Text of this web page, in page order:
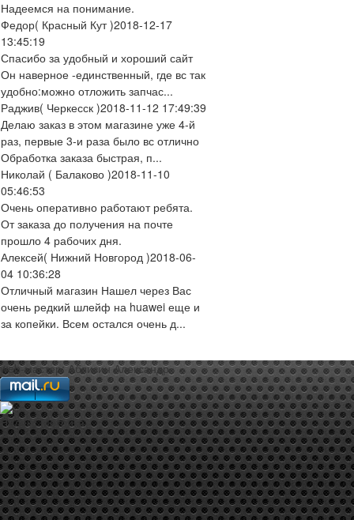
Надеемся на понимание.
Федор( Красный Кут )2018-12-17
13:45:19
Спасибо за удобный и хороший сайт
Он наверное -единственный, где вс так
удобно:можно отложить запчас...
Раджив( Черкесск )2018-11-12 17:49:39
Делаю заказ в этом магазине уже 4-й
раз, первые 3-и раза было вс отлично
Обработка заказа быстрая, п...
Николай ( Балаково )2018-11-10
05:46:53
Очень оперативно работают ребята.
От заказа до получения на почте
прошло 4 рабочих дня.
Алексей( Нижний Новгород )2018-06-
04 10:36:28
Отличный магазин Нашел через Вас
очень редкий шлейф на huawei еще и
за копейки. Всем остался очень д...
web-мастер:Аблизин Александр